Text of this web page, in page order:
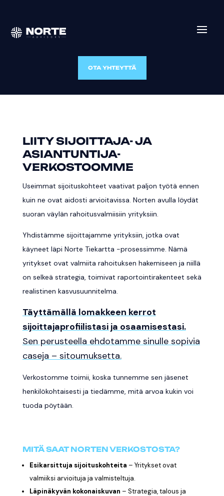
OTA YHTEYTTÄ
LIITY SIJOITTAJA- JA
ASIANTUNTIJA-
VERKOSTOOMME
Useimmat sijoituskohteet vaativat paljon työtä ennen
kuin ne ovat aidosti arvioitavissa. Norten avulla löydät
suoran väylän rahoitusvalmiisiin yrityksiin.
Yhdistämme sijoittajamme yrityksiin, jotka ovat
käyneet läpi Norte Tiekartta -prosessimme. Nämä
yritykset ovat valmiita rahoituksen hakemiseen ja niillä
on selkeä strategia, toimivat raportointirakenteet sekä
realistinen kasvusuunnitelma.
Täyttämällä lomakkeen kerrot
sijoittajaprofiilistasi ja osaamisestasi.
Sen perusteella ehdotamme sinulle sopivia
caseja – sitoumuksetta.
Verkostomme toimii, koska tunnemme sen jäsenet
henkilökohtaisesti ja tiedämme, mitä arvoa kukin voi
tuoda pöytään.
MITÄ SAAT NORTEN VERKOSTOSTA?
Esikarsittuja sijoituskohteita – Yritykset ovat
valmiiksi arvioituja ja valmisteltuja.
Läpinäkyvän kokonaiskuvan – Strategia, talous ja